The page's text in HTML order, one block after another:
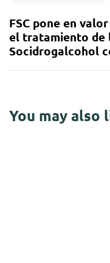
FSC pone en
el tratamiento de
Socidrogalcohol
You may also